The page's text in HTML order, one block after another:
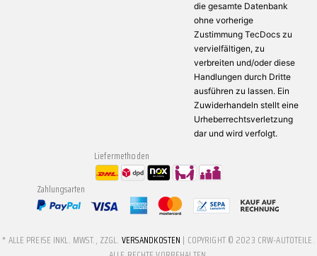
die gesamte Datenbank
ohne vorherige
Zustimmung TecDocs zu
vervielfältigen, zu
verbreiten und/oder diese
Handlungen durch Dritte
ausführen zu lassen. Ein
Zuwiderhandeln stellt eine
Urheberrechtsverletzung
dar und wird verfolgt.
Liefermethoden
Zahlungsarten
* ALLE PREISE INKL. MWST., ZZGL. VERSANDKOSTEN | COPYRIGHT © 2023 CRW-AUTOTEILE.